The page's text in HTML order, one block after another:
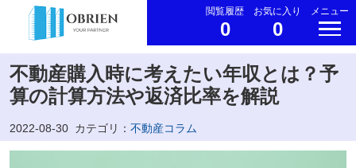
閲覧履歴
0
お気に入り
0
メニュー
不動産購入時に考えたい年収とは？予
算の計算方法や返済比率を解説
2022-08-30 カテゴリ： 不動産コラム